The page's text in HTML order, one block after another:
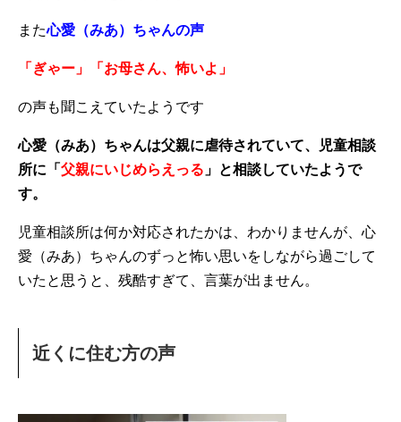
また心愛（みあ）ちゃんの声
「ぎゃー」「お母さん、怖いよ」
の声も聞こえていたようです
心愛（みあ）ちゃんは父親に虐待されていて、児童相談
所に「 父親にいじめらえっる 」と相談していたようで
す。
児童相談所は何か対応されたかは、わかりませんが、心
愛（みあ）ちゃんのずっと怖い思いをしながら過ごして
いたと思うと、残酷すぎて、言葉が出ません。
近くに住む方の声